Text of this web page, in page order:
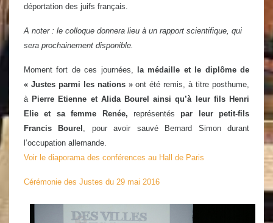
déportation des juifs français.
A noter : le colloque donnera lieu à un rapport scientifique, qui
sera prochainement disponible.
Moment fort de ces journées,
la médaille et le diplôme de
« Justes parmi les nations »ont été remis, à titre posthume,
à Pierre Etienne et Alida Bourel ainsi qu’à leur fils Henri
Elie et sa femme Renée, représentéspar leur petit-fils
Francis Bourel
, pour avoir sauvé Bernard Simon durant
l’occupation allemande.
Voir le diaporama des conférences au Hall de Paris
Cérémonie des Justes du 29 mai 2016